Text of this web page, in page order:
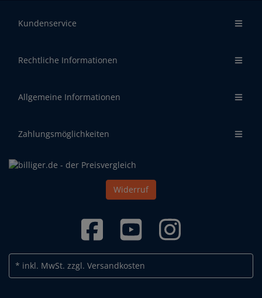
Kundenservice
Rechtliche Informationen
Allgemeine Informationen
Zahlungsmöglichkeiten
Widerruf
* inkl. MwSt. zzgl. Versandkosten